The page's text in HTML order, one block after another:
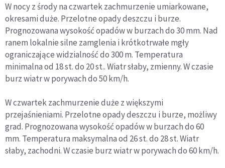
W nocy z środy na czwartek zachmurzenie umiarkowane,
okresami duże. Przelotne opady deszczu i burze.
Prognozowana wysokość opadów w burzach do 30 mm. Nad
ranem lokalnie silne zamglenia i krótkotrwałe mgły
ograniczające widzialność do 300 m. Temperatura
minimalna od 18 st. do 20 st.. Wiatr słaby, zmienny. W czasie
burz wiatr w porywach do 50 km/h.
W czwartek zachmurzenie duże z większymi
przejaśnieniami. Przelotne opady deszczu i burze, możliwy
grad. Prognozowana wysokość opadów w burzach do 60
mm. Temperatura maksymalna od 26 st. do 28 st. Wiatr
słaby, zachodni. W czasie burz wiatr w porywach do 60 km/h.